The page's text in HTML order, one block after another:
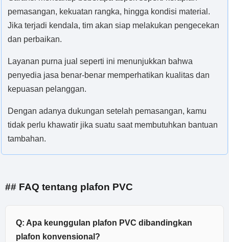
pemasangan, kekuatan rangka, hingga kondisi material.
Jika terjadi kendala, tim akan siap melakukan pengecekan
dan perbaikan.
Layanan purna jual seperti ini menunjukkan bahwa
penyedia jasa benar-benar memperhatikan kualitas dan
kepuasan pelanggan.
Dengan adanya dukungan setelah pemasangan, kamu
tidak perlu khawatir jika suatu saat membutuhkan bantuan
tambahan.
## FAQ tentang plafon PVC
Q: Apa keunggulan plafon PVC dibandingkan
plafon konvensional?